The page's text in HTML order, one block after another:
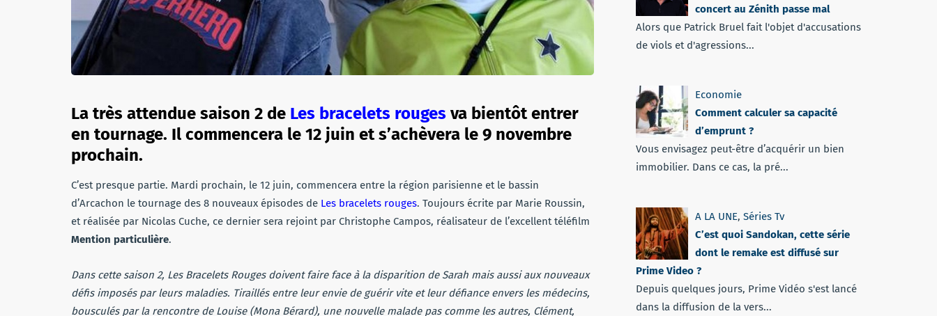
La très attendue saison 2 de Les bracelets rouges va bientôt entrer
en tournage. Il commencera le 12 juin et s’achèvera le 9 novembre
prochain.
C’est presque partie. Mardi prochain, le 12 juin, commencera entre la région parisienne et le bassin
d’Arcachon le tournage des 8 nouveaux épisodes de Les bracelets rouges. Toujours écrite par Marie Roussin,
et réalisée par Nicolas Cuche, ce dernier sera rejoint par Christophe Campos, réalisateur de l’excellent téléfilm
Mention particulière.
Dans cette saison 2, Les Bracelets Rouges doivent faire face à la disparition de Sarah mais aussi aux nouveaux
défis imposés par leurs maladies. Tiraillés entre leur envie de guérir vite et leur défiance envers les médecins,
bousculés par la rencontre de Louise (Mona Bérard), une nouvelle malade pas comme les autres, Clément,
concert au Zénith passe mal
Alors que Patrick Bruel fait l'objet d'accusations
de viols et d'agressions...
Economie
Comment calculer sa capacité
d’emprunt ?
Vous envisagez peut-être d’acquérir un bien
immobilier. Dans ce cas, la pré...
A LA UNE, Séries Tv
C’est quoi Sandokan, cette série
dont le remake est diffusé sur
Prime Video ?
Depuis quelques jours, Prime Vidéo s'est lancé
dans la diffusion de la vers...